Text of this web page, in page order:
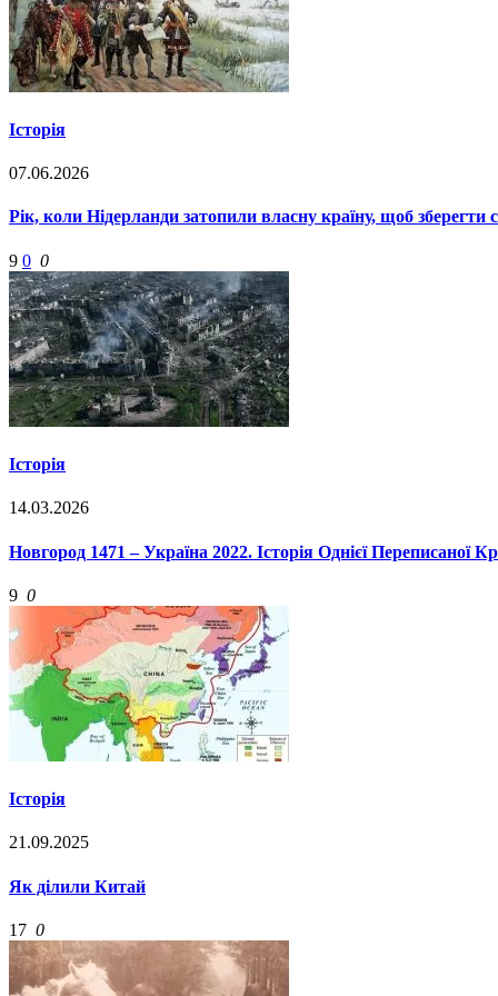
Історія
07.06.2026
Рік, коли Нідерланди затопили власну країну, щоб зберегти
9 0 0
Історія
14.03.2026
Новгород 1471 – Україна 2022. Історія Однієї Переписаної
9 0
Історія
21.09.2025
Як ділили Китай
17 0